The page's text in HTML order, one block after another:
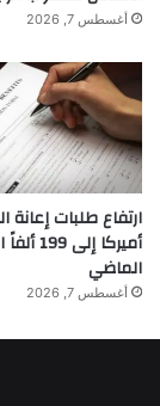
أغسطس 7, 2026
ارتفاع طلبات إعانة
أميركا
الماضي
أغسطس 7, 2026